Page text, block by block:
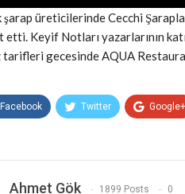
şarap üreticilerinde Cecchi
etti. Keyif Notları yazarlarının
tarifleri gecesinde AQUA
Facebook Twitter Google+
Ahmet Gök 1899 Posts 0